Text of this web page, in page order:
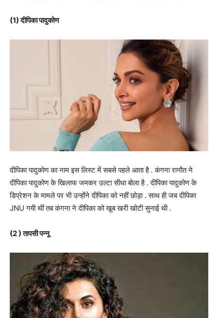
(1) दीपिका पादुकोण
दीपिका पादुकोण का नाम इस लिस्ट में सबसे पहले आता है . कंगना रानौत ने
दीपिका पादुकोण के खिलाफ जमकर उल्टा सीधा बोला है . दीपिका पादुकोण के
डिप्रेशन के मामले पर भी उन्होंने दीपिका को नहीं छोड़ा . साथ ही जब दीपिका
JNU गयी थीं तब कंगना ने दीपिका को खूब खरी खोटी सुनाई थी .
(2 ) तापसी पन्नू